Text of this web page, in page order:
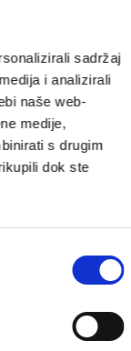
sadržaj
i analizirali
naše web-
medije,
s drugim
dok ste